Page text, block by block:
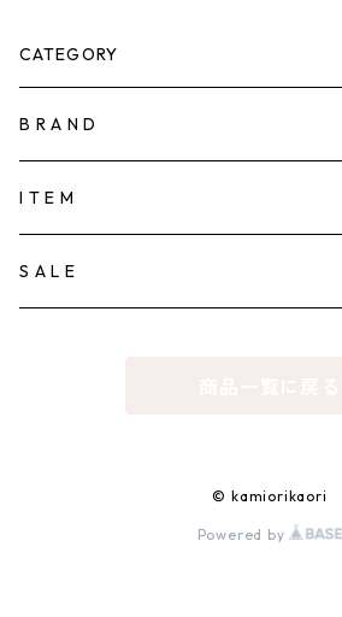
CATEGORY
B R A N D
KAMIORI KAORI
TOWAVASE
I T E M
ACCESSORY
S A L E
© kamiorikaori
Powered by